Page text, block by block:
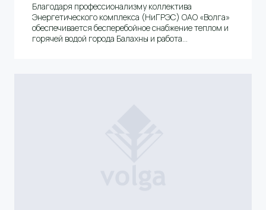
Благодаря профессионализму коллектива
Энергетического комплекса (НиГРЭС) ОАО «Волга»
обеспечивается бесперебойное снабжение теплом и
горячей водой города Балахны и работа